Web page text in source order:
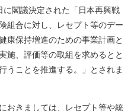
閣議決定された「日本再興戦
組合に対し、レセプト等のデー
康保持増進のための事業計画と
施、評価等の取組を求めるとと
うことを推進する。」とされま
おきましては、レセプト等や統